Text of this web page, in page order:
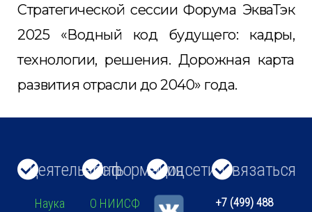
Стратегической сессии Форума ЭкваТэк
2025 «Водный код будущего: кадры,
технологии, решения. Дорожная карта
развития отрасли до 2040» года.
Деятельность
Наука
Информация
О НИИСФ
Соцсети Связаться
+7 (499) 488